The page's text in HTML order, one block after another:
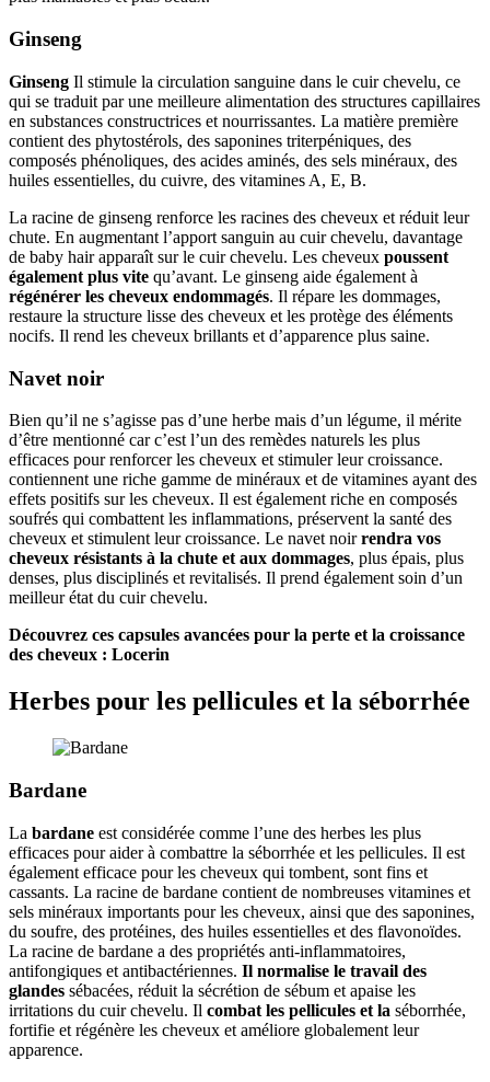
Ginseng
Ginseng Il stimule la circulation sanguine dans le cuir chevelu, ce
qui se traduit par une meilleure alimentation des structures capillaires
en substances constructrices et nourrissantes. La matière première
contient des phytostérols, des saponines triterpéniques, des
composés phénoliques, des acides aminés, des sels minéraux, des
huiles essentielles, du cuivre, des vitamines A, E, B.
La racine de ginseng renforce les racines des cheveux et réduit leur
chute. En augmentant l’apport sanguin au cuir chevelu, davantage
de baby hair apparaît sur le cuir chevelu. Les cheveux poussent
également plus vite qu’avant. Le ginseng aide également à
régénérer les cheveux endommagés. Il répare les dommages,
restaure la structure lisse des cheveux et les protège des éléments
nocifs. Il rend les cheveux brillants et d’apparence plus saine.
Navet noir
Bien qu’il ne s’agisse pas d’une herbe mais d’un légume, il mérite
d’être mentionné car c’est l’un des remèdes naturels les plus
efficaces pour renforcer les cheveux et stimuler leur croissance.
contiennent une riche gamme de minéraux et de vitamines ayant des
effets positifs sur les cheveux. Il est également riche en composés
soufrés qui combattent les inflammations, préservent la santé des
cheveux et stimulent leur croissance. Le navet noirrendra vos
cheveux résistants à la chute et aux dommages, plus épais, plus
denses, plus disciplinés et revitalisés. Il prend également soin d’un
meilleur état du cuir chevelu.
Découvrez ces capsules avancées pour la perte et la croissance
des cheveux : Locerin
Herbes pour les pellicules et la séborrhée
Bardane
La bardane est considérée comme l’une des herbes les plus
efficaces pour aider à combattre la séborrhée et les pellicules. Il est
également efficace pour les cheveux qui tombent, sont fins et
cassants. La racine de bardane contient de nombreuses vitamines et
sels minéraux importants pour les cheveux, ainsi que des saponines,
du soufre, des protéines, des huiles essentielles et des flavonoïdes.
La racine de bardane a des propriétés anti-inflammatoires,
antifongiques et antibactériennes. Il normalise le travail des
glandes sébacées, réduit la sécrétion de sébum et apaise les
irritations du cuir chevelu. Il combat les pellicules et la séborrhée,
fortifie et régénère les cheveux et améliore globalement leur
apparence.